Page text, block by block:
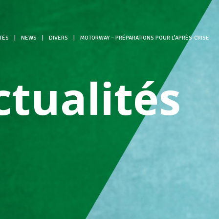
NEWS DIVERS MOTORWAY – PRÉPARATIONS POUR L’APRÈS-CRISE